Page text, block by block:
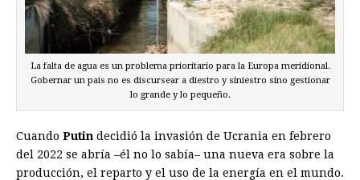
La falta de agua es un problema prioritario para la Europa meridional.
Gobernar un país no es discursear a diestro y siniestro sino gestionar
lo grande y lo pequeño.
Cuando Putin decidió la invasión de Ucrania en febrero
del 2022 se abría –él no lo sabía– una nueva era sobre la
producción, el reparto y el uso de la energía en el mundo.